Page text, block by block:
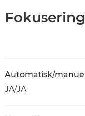
Fokusering
Automatisk/manuell
JA/JA